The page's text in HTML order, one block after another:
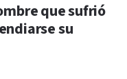
que sufrió
su